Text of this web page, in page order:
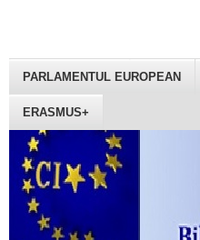
PARLAMENTUL EUROPEAN
ERASMUS+